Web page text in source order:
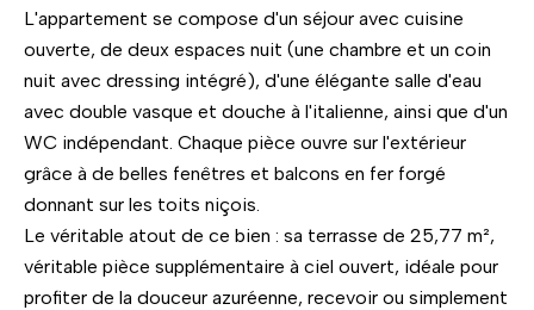
L'appartement se compose d'un séjour avec cuisine
ouverte, de deux espaces nuit (une chambre et un coin
nuit avec dressing intégré), d'une élégante salle d'eau
avec double vasque et douche à l'italienne, ainsi que d'un
WC indépendant. Chaque pièce ouvre sur l'extérieur
grâce à de belles fenêtres et balcons en fer forgé
donnant sur les toits niçois.
Le véritable atout de ce bien : sa terrasse de 25,77 m²,
véritable pièce supplémentaire à ciel ouvert, idéale pour
profiter de la douceur azuréenne, recevoir ou simplement